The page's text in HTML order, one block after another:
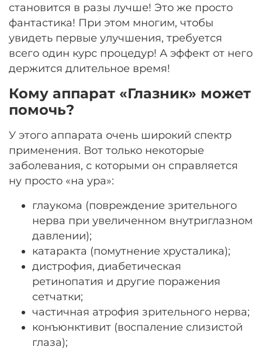
становится в разы лучше! Это же просто
фантастика! При этом многим, чтобы
увидеть первые улучшения, требуется
всего один курс процедур! А эффект от него
держится длительное время!
Кому аппарат «Глазник» может
помочь?
У этого аппарата очень широкий спектр
применения. Вот только некоторые
заболевания, с которыми он справляется
ну просто «на ура»:
глаукома (повреждение зрительного
нерва при увеличенном внутриглазном
давлении);
катаракта (помутнение хрусталика);
дистрофия, диабетическая
ретинопатия и другие поражения
сетчатки;
частичная атрофия зрительного нерва;
конъюнктивит (воспаление слизистой
глаза);